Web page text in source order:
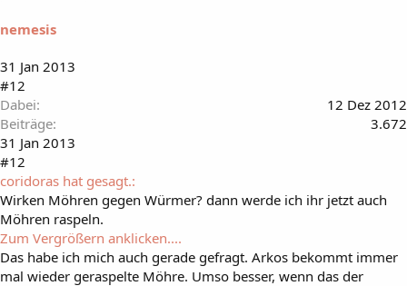
nemesis
31 Jan 2013
#12
Dabei
12 Dez 2012
Beiträge
3.672
31 Jan 2013
#12
coridoras hat gesagt.:
Wirken Möhren gegen Würmer? dann werde ich ihr jetzt auch
Möhren raspeln.
Zum Vergrößern anklicken....
Das habe ich mich auch gerade gefragt. Arkos bekommt immer
mal wieder geraspelte Möhre. Umso besser, wenn das der